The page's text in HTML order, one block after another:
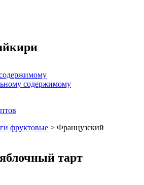
содержимому
фруктовые > Французский
тарт